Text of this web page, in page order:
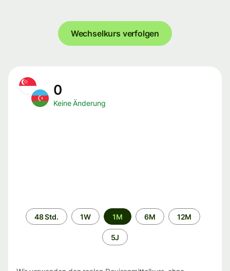
Wechselkurs verfolgen
0
Keine Änderung
Zeitraum
48 Std. 1W 1M 6M 12M
5J